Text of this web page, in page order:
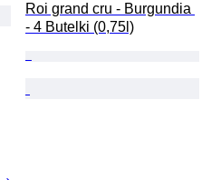
Roi grand cru - Burgundia
- 4 Butelki (0,75l)